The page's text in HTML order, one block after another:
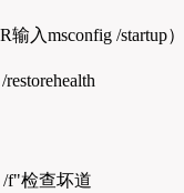
入msconfig /startup）
/f"检查坏道